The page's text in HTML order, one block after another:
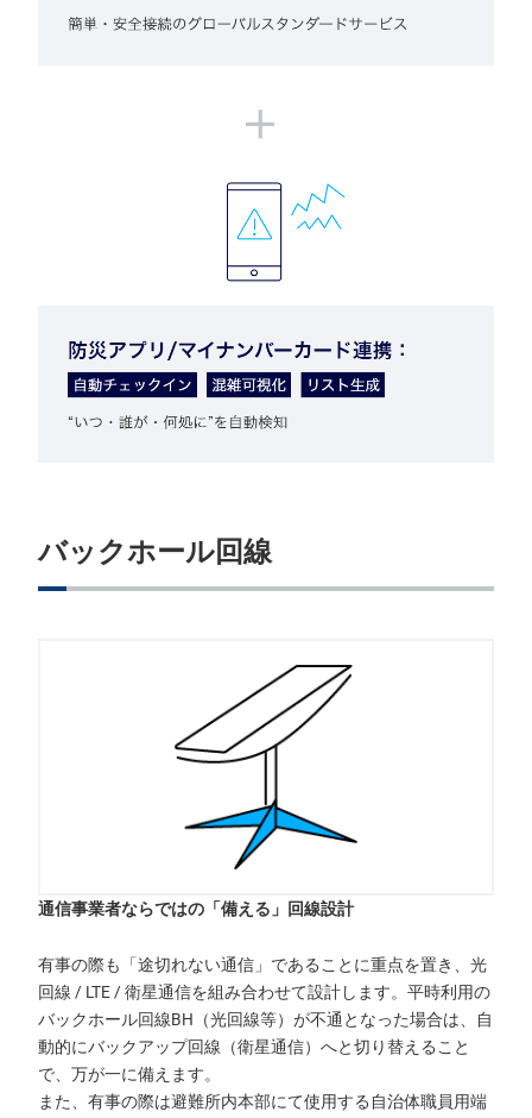
バックホール回線
通信事業者ならではの「備える」回線設計
有事の際も「途切れない通信」であることに重点を置き、光
回線 / LTE / 衛星通信を組み合わせて設計します。平時利用の
バックホール回線BH（光回線等）が不通となった場合は、自
動的にバックアップ回線（衛星通信）へと切り替えること
で、万が一に備えます。
また、有事の際は避難所内本部にて使用する自治体職員用端